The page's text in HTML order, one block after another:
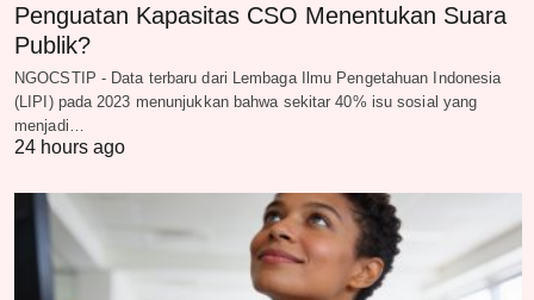
Penguatan Kapasitas CSO Menentukan Suara
Publik?
NGOCSTIP - Data terbaru dari Lembaga Ilmu Pengetahuan Indonesia
(LIPI) pada 2023 menunjukkan bahwa sekitar 40% isu sosial yang
menjadi…
24 hours ago